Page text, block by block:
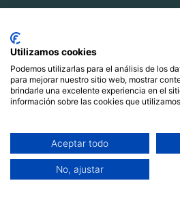
Blog
Recursos
Contacte
Política de privacitat
|Política de cookies
Utilizamos cookies
Podemos utilizarlas para el análisis de los
para mejorar nuestro sitio web, mostrar
brindarle una excelente experiencia en el
información sobre las cookies que
Aceptar todo
No, ajustar